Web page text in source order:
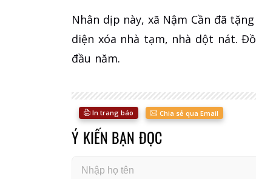
Nhân dịp này, xã Nậm Cần đã
diện xóa nhà tạm, nhà dột nát.
đầu năm.
In trang báo Chia sẻ qua Email
Ý KIẾN BẠN ĐỌC